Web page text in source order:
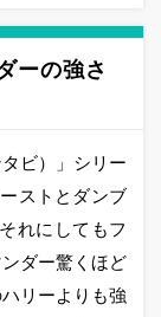
ーの強さ
ビ）」シリー
ストとダンブ
れにしてもフ
ダー驚くほど
リーよりも強